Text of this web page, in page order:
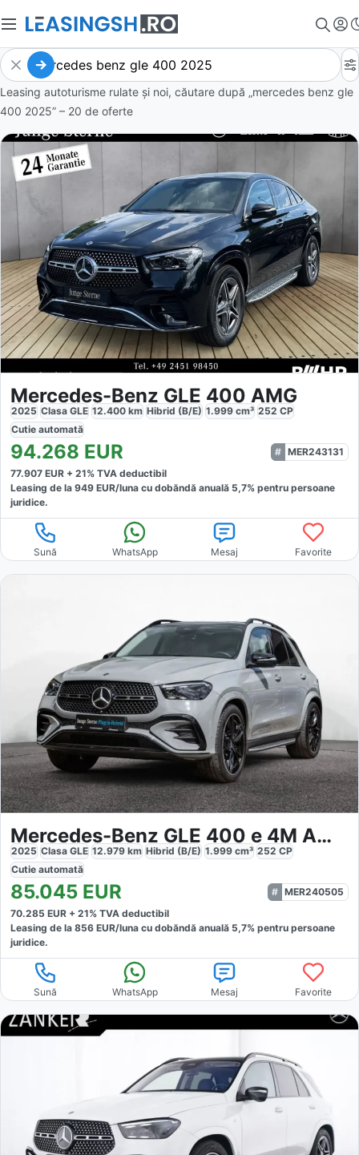
Leasing autoturisme rulate și noi, căutare după „mercedes benz gle
400 2025” – 20 de oferte
Mercedes-Benz GLE 400 AMG
2025 Clasa GLE 12.400 km Hibrid (B/E) 1.999 cm³ 252 CP
Cutie automată
94.268 EUR
MER243131
77.907 EUR + 21% TVA deductibil
Leasing de la 949 EUR/luna cu dobăndă anuală 5,7% pentru persoane
juridice.
Sună WhatsApp Mesaj Favorite
Mercedes-Benz GLE 400 e 4M AMG-Sport
2025 Clasa GLE 12.979 km Hibrid (B/E) 1.999 cm³ 252 CP
Cutie automată
85.045 EUR
MER240505
70.285 EUR + 21% TVA deductibil
Leasing de la 856 EUR/luna cu dobăndă anuală 5,7% pentru persoane
juridice.
Sună WhatsApp Mesaj Favorite